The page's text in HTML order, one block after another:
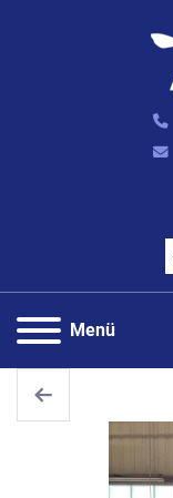
Menü